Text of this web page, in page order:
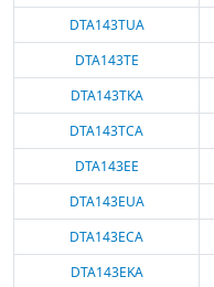
DTA143TUA
DTA143TE
DTA143TKA
DTA143TCA
DTA143EE
DTA143EUA
DTA143ECA
DTA143EKA